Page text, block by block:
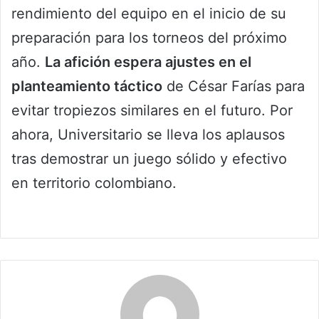
rendimiento del equipo en el inicio de su
preparación para los torneos del próximo
año. La afición espera ajustes en el
planteamiento táctico de César Farías para
evitar tropiezos similares en el futuro. Por
ahora, Universitario se lleva los aplausos
tras demostrar un juego sólido y efectivo
en territorio colombiano.